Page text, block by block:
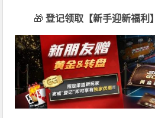
🎁 登记领取【新手迎新福利】